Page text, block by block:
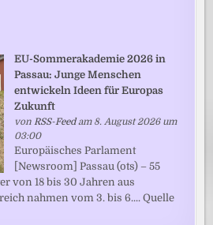
EU-Sommerakademie 2026 in
Passau: Junge Menschen
entwickeln Ideen für Europas
Zukunft
von RSS-Feedam 8. August 2026 um
03:00
Europäisches Parlament
[Newsroom] Passau (ots) – 55
von 18 bis 30 Jahren aus
nahmen vom 3. bis 6.... Quelle